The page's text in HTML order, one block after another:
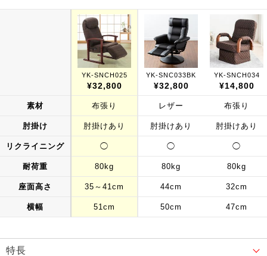
素材
肘掛け
リクライニング
耐荷重
座面高さ
横幅
YK-SNCH025
¥32,800
布張り
肘掛けあり
◯
80kg
35～41cm
51cm
YK-SNC033BK
¥32,800
レザー
肘掛けあり
◯
80kg
44cm
50cm
YK-SNCH034
¥14,800
布張り
肘掛けあり
◯
80kg
32cm
47cm
特長